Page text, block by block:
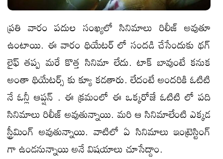
ప్రతి వారం పదుల సంఖ్యలో సినిమాలు రిలీజ్ అవుతూ
ఉంటాయి. ఈ వారం థియేటర్ లో సందడి చేసేందుకు థగ్
లైఫ్ తప్ప మరే కొత్త సినిమా లేదు. టాక్ బావుంటే కనుక
అంతా థియేటర్స్ కు క్యూ కడతారు. లేదంటే అందరికి ఓటిటి
నే ఓన్లీ ఆప్షన్ . ఈ క్రమంలో ఈ ఒక్కరోజే ఓటిటి లో పది
సినిమాలు రిలీజ్ అవుతున్నాయి. మరి ఆ సినిమాలేంటి ఎక్కడ
స్ట్రీమింగ్ అవుతున్నాయి. వాటిలో ఏ సినిమాలు ఇంట్రెస్టింగ్
గా ఉండనున్నాయి అనే విషయాలు చూసేద్దాం.